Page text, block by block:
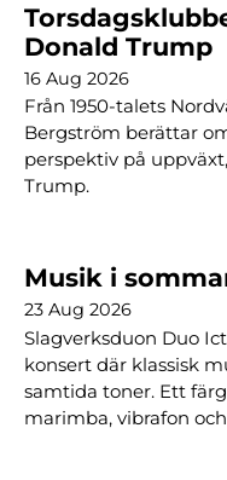
Donald Trump
16 Aug 2026
Från 1950-talets
Bergström berättar
perspektiv på
Trump.
Musik i
23 Aug 2026
Slagverksduon Duo
konsert där klassisk
samtida toner. Ett
marimba, vibrafon